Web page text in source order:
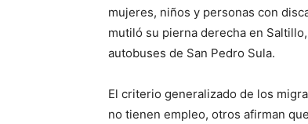
mujeres, niños y personas con
mutiló su pierna derecha en
autobuses de San Pedro Sula.
El criterio generalizado de los
no tienen empleo, otros afirman